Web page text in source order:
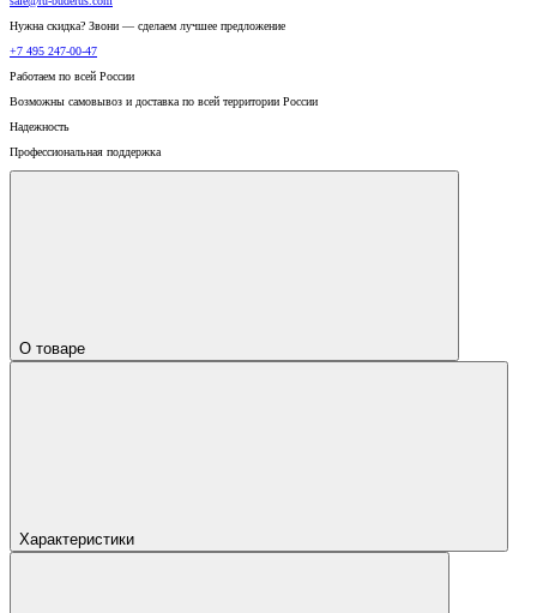
Нужна скидка? Звони — сделаем лучшее предложение
+7 495 247-00-47
Работаем по всей России
Возможны самовывоз и доставка по всей территории России
Надежность
Профессиональная поддержка
О товаре
Характеристики